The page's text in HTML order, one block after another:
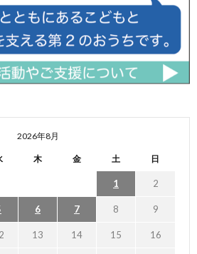
2026年8月
木 金 土 日
1 2
6 7 8 9
13 14 15 16